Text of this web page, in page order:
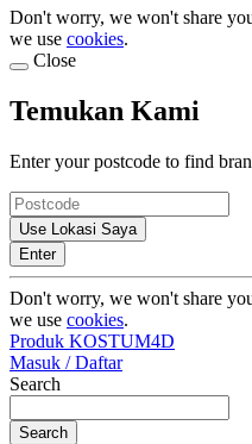
Don't worry, we won't share
we use cookies.
Close
Temukan Kami
Enter your postcode to find
Use Lokasi Saya
Enter
Don't worry, we won't share
we use cookies.
Produk KOSTUM4D
Masuk / Daftar
Search
Search